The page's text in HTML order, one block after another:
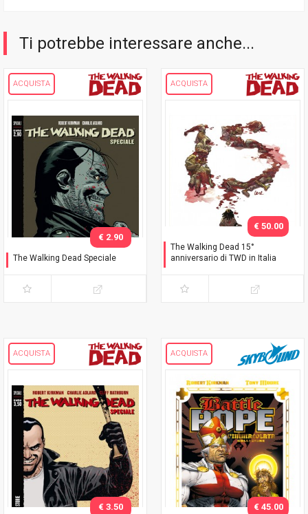
Ti potrebbe interessare anche...
ACQUISTA
The Walking Dead Speciale
€ 2.90
ACQUISTA
The Walking Dead 15°
anniversario di TWD in Italia
€ 50.00
ACQUISTA
€ 3.50
ACQUISTA
€ 45.00